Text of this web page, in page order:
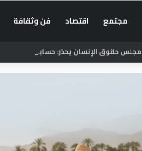
مجتمع اقتصاد فن وثقافة
مجلس حقوق الإنسان يحذر: حسابات أجنبية